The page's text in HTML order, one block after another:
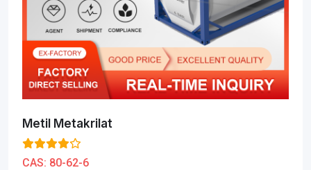
Metil Metakrilat
CAS: 80-62-6